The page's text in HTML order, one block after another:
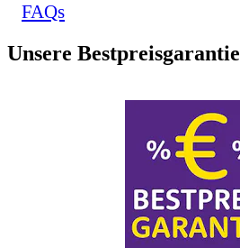
FAQs
Unsere Bestpreisgarantie